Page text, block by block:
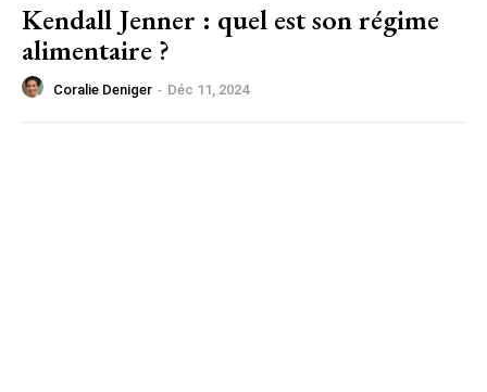
Kendall Jenner : quel est son régime
alimentaire ?
Coralie Deniger - Déc 11, 2024